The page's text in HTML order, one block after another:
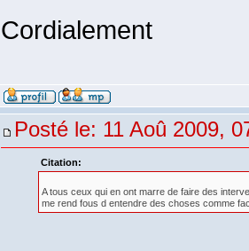
Cordialement
Posté le: 11 Aoû 2009,
Citation:
A tous ceux qui en ont marre de faire des
me rend fous d entendre des choses comme